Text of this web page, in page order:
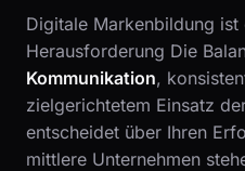
Digitale Markenbildung
Herausforderung Die
Kommunikation,
zielgerichtetem Einsatz
entscheidet über Ihren
mittlere Unternehmen